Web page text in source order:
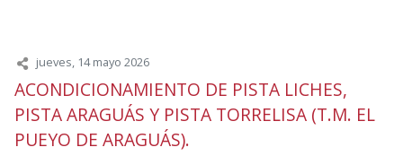
jueves, 14 mayo 2026
ACONDICIONAMIENTO DE PISTA LICHES,
PISTA ARAGUÁS Y PISTA TORRELISA (T.M. EL
PUEYO DE ARAGUÁS).